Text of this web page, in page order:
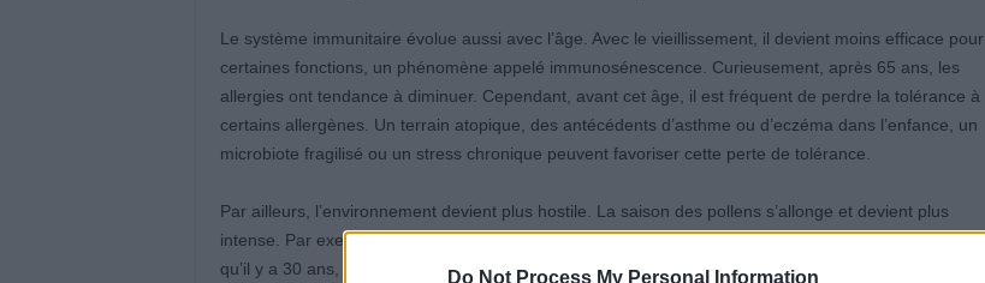
Do Not Process My Personal Information
Le système immunitaire évolue aussi avec l’âge. Avec le vieillissement, il devient moins efficace pour
certaines fonctions, un phénomène appelé immunosénescence. Curieusement, après 65 ans, les
allergies ont tendance à diminuer. Cependant, avant cet âge, il est fréquent de perdre la tolérance à
certains allergènes. Un terrain atopique, des antécédents d’asthme ou d’eczéma dans l’enfance, un
microbiote fragilisé ou un stress chronique peuvent favoriser cette perte de tolérance.
Par ailleurs, l’environnement devient plus hostile. La saison des pollens s’allonge et devient plus
intense. Par exemple, en Amérique du Nord, la période de pollinisation dure environ 20 jours de plus
qu’il y a 30 ans, avec une augmentation de 21 % des concentrations de pollen. La pollution